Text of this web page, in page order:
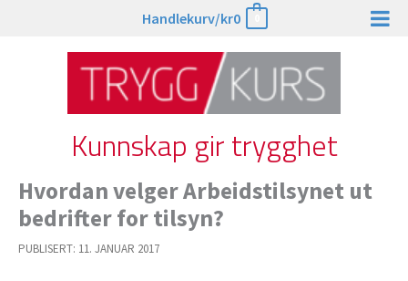
Handlekurv/kr0
Kunnskap gir trygghet
Hvordan velger Arbeidstilsynet ut
bedrifter for tilsyn?
PUBLISERT: 11. JANUAR 2017